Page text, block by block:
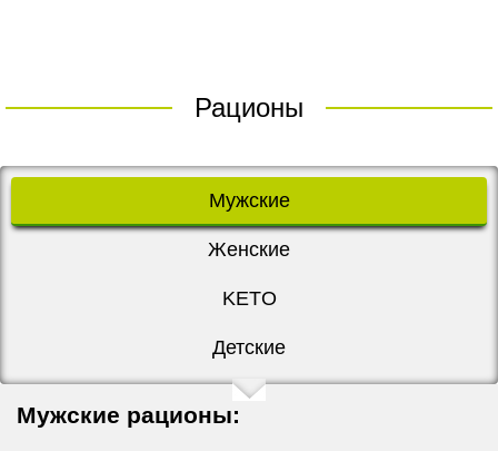
Рационы
Мужские
Женские
KETO
Детские
Мужские рационы: